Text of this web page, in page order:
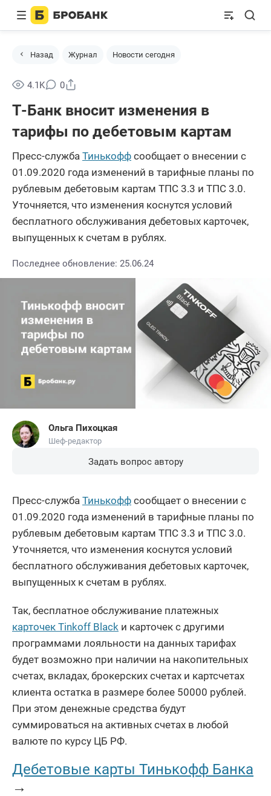
Назад Журнал Новости сегодня
4.1K 0
Т-Банк вносит изменения в
тарифы по дебетовым картам
Пресс-служба Тинькофф сообщает о внесении с
01.09.2020 года изменений в тарифные планы по
рублевым дебетовым картам ТПС 3.3 и ТПС 3.0.
Уточняется, что изменения коснутся условий
бесплатного обслуживания дебетовых карточек,
выпущенных к счетам в рублях.
Последнее обновление: 25.06.24
Ольга Пихоцкая
Шеф-редактор
Задать вопрос автору
Пресс-служба Тинькофф сообщает о внесении с
01.09.2020 года изменений в тарифные планы по
рублевым дебетовым картам ТПС 3.3 и ТПС 3.0.
Уточняется, что изменения коснутся условий
бесплатного обслуживания дебетовых карточек,
выпущенных к счетам в рублях.
Так, бесплатное обслуживание платежных
карточек Tinkoff Black и карточек с другими
программами лояльности на данных тарифах
будет возможно при наличии на накопительных
счетах, вкладах, брокерских счетах и картсчетах
клиента остатка в размере более 50000 рублей.
При этом денежные средства будут
суммироваться на активных счетах в любой
валюте по курсу ЦБ РФ.
Дебетовые карты Тинькофф Банка
→